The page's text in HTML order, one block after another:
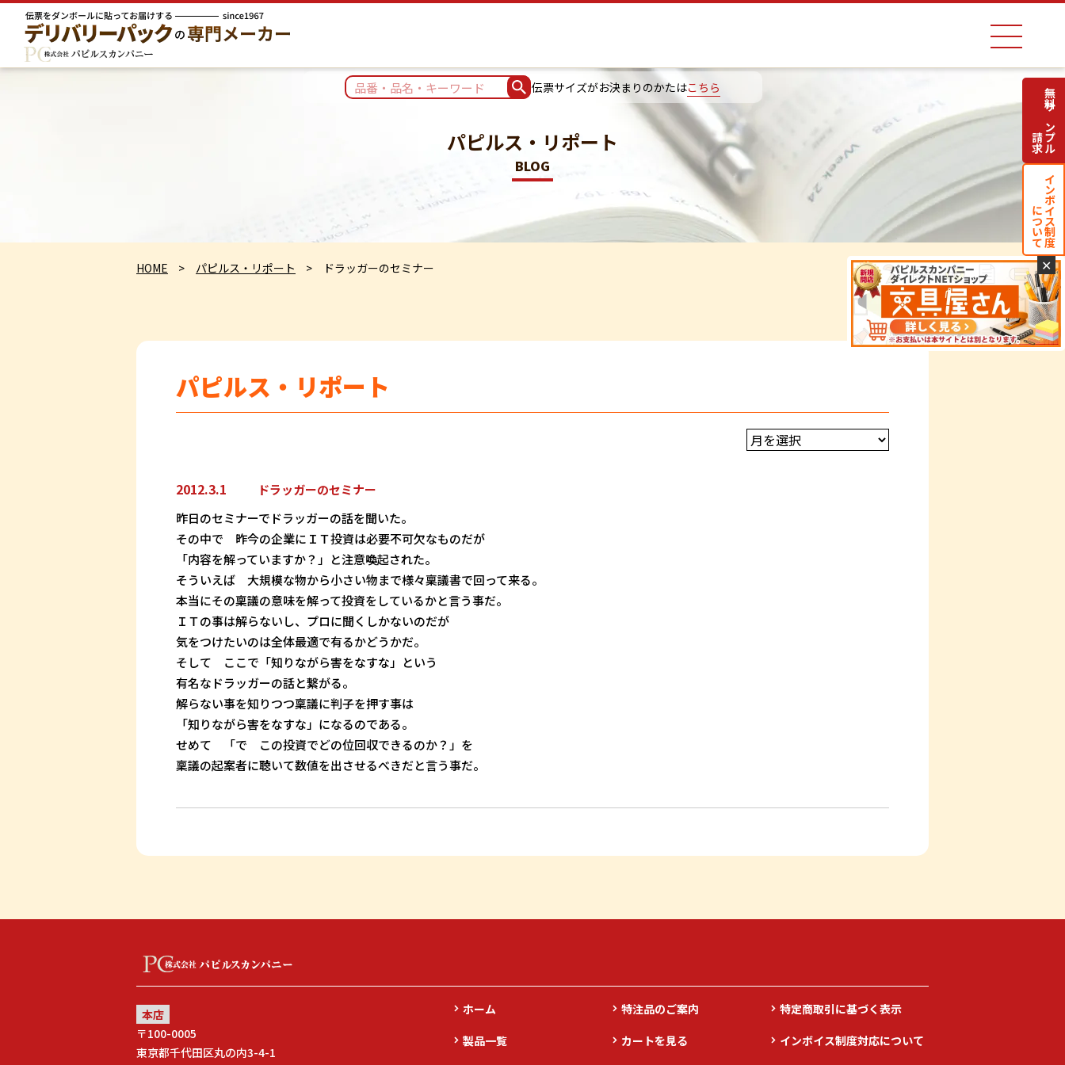
伝票サイズがお決まりのかたはこちら
パピルス・リポート
BLOG
HOME パピルス・リポート ドラッガーのセミナー
パピルス・リポート
2012.3.1
ドラッガーのセミナー
昨日のセミナーでドラッガーの話を聞いた。
その中で 昨今の企業にＩＴ投資は必要不可欠なものだが
「内容を解っていますか？」と注意喚起された。
そういえば 大規模な物から小さい物まで様々稟議書で回って来る。
本当にその稟議の意味を解って投資をしているかと言う事だ。
ＩＴの事は解らないし、プロに聞くしかないのだが
気をつけたいのは全体最適で有るかどうかだ。
そして ここで「知りながら害をなすな」という
有名なドラッガーの話と繋がる。
解らない事を知りつつ稟議に判子を押す事は
「知りながら害をなすな」になるのである。
せめて 「で この投資でどの位回収できるのか？」を
稟議の起案者に聴いて数値を出させるべきだと言う事だ。
無料サンプル
請求
インボイス制度
について
✕
本店
〒100-0005
東京都千代田区丸の内3-4-1
ホーム
製品一覧
特注品のご案内
カートを見る
特定商取引に基づく表示
インボイス制度対応について